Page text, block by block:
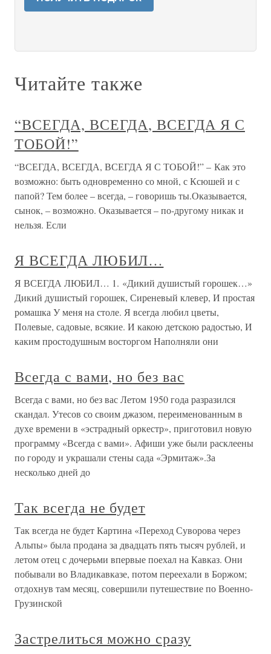
Читайте также
“ВСЕГДА, ВСЕГДА, ВСЕГДА Я С
ТОБОЙ!”
“ВСЕГДА, ВСЕГДА, ВСЕГДА Я С ТОБОЙ!” – Как это
возможно: быть одновременно со мной, с Ксюшей и с
папой? Тем более – всегда, – говоришь ты.Оказывается,
сынок, – возможно. Оказывается – по-другому никак и
нельзя. Если
Я ВСЕГДА ЛЮБИЛ…
Я ВСЕГДА ЛЮБИЛ… 1. «Дикий душистый горошек…»
Дикий душистый горошек, Сиреневый клевер, И простая
ромашка У меня на столе. Я всегда любил цветы,
Полевые, садовые, всякие. И какою детскою радостью, И
каким простодушным восторгом Наполняли они
Всегда с вами, но без вас
Всегда с вами, но без вас Летом 1950 года разразился
скандал. Утесов со своим джазом, переименованным в
духе времени в «эстрадный оркестр», приготовил новую
программу «Всегда с вами». Афиши уже были расклеены
по городу и украшали стены сада «Эрмитаж».За
несколько дней до
Так всегда не будет
Так всегда не будет Картина «Переход Суворова через
Альпы» была продана за двадцать пять тысяч рублей, и
летом отец с дочерьми впервые поехал на Кавказ. Они
побывали во Владикавказе, потом переехали в Боржом;
отдохнув там месяц, совершили путешествие по Военно-
Грузинской
Застрелиться можно сразу